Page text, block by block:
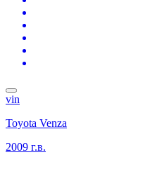
vin
Toyota Venza
2009 г.в.